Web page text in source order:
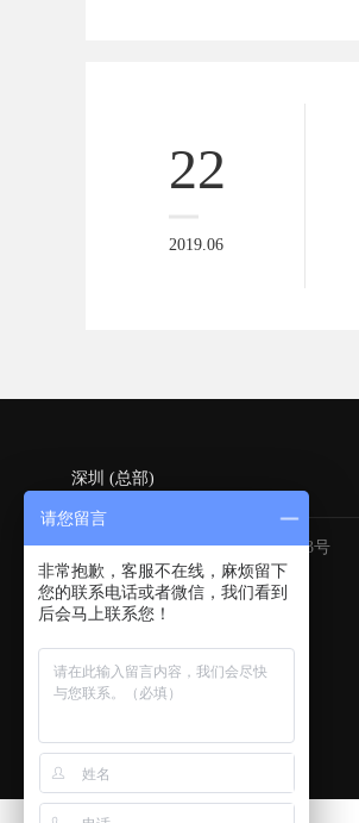
22
2019.06
深圳 (总部)
深圳福田区深南大道6013号
中国有色大厦713-715
400-800-9385
请您留言
非常抱歉，客服不在线，麻烦留下
您的联系电话或者微信，我们看到
后会马上联系您！